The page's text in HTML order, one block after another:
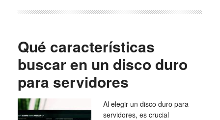
Qué características
buscar en un disco duro
para servidores
Al elegir un disco duro para
servidores, es crucial